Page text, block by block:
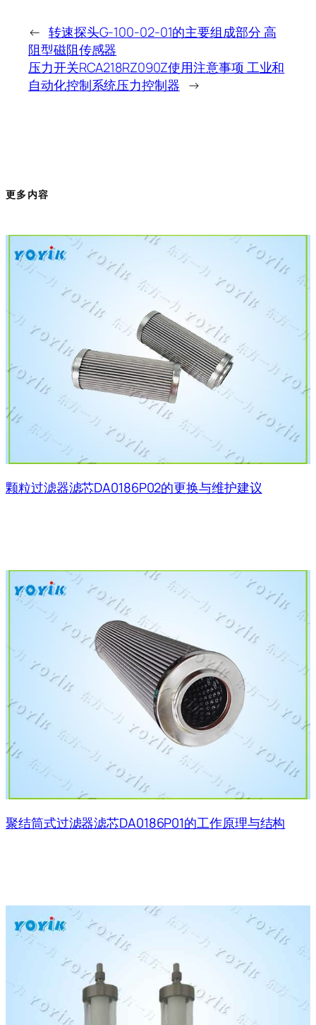
← 转速探头G-100-02-01的主要组成部分 高
阻型磁阻传感器
压力开关RCA218RZ090Z使用注意事项 工业和
自动化控制系统压力控制器 →
更多内容
颗粒过滤器滤芯DA0186P02的更换与维护建议
聚结筒式过滤器滤芯DA0186P01的工作原理与结构